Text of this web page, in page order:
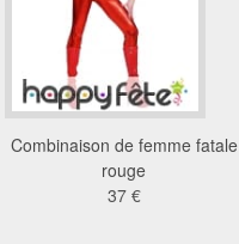
Combinaison de femme fatale
rouge
37 €